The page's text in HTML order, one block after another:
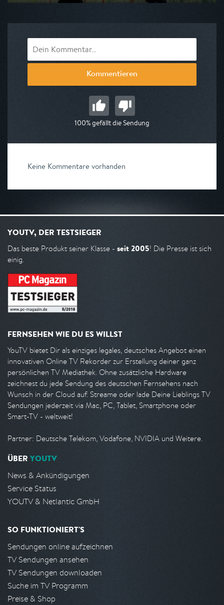
Ausgestrahlt von BR
Kommentieren
100% gefällt die Sendung
Keine Kommentare vorhanden
YOUTV, DER TESTSIEGER
Das beste Produkt seiner Klasse - seit 2005! Die Presse ist sich
einig.
FERNSEHEN WIE DU ES WILLST
YouTV bietet Dir als einziges legales, deutsches Angebot einen
innovativen Online TV Rekorder zur Erstellung deiner ganz
persönlichen TV Mediathek. Ohne zusätzliche Hardware
zeichnest du jede Sendung des deutschen Fernsehens nach
Wunsch in der Cloud auf. Streame oder lade Deine Lieblings TV
Sendungen jederzeit via Mac, PC, Tablet, Smartphone oder
Smart-TV - weltweit!
Partner: Deutsche Telekom, Vodafone, NVIDIA und Weitere.
ÜBER YOUTV
News & Ankündigungen
Service Status
YOUTV & Netlantic GmbH
SO FUNKTIONIERT'S
Sendungen online aufzeichnen
TV Sendungen ansehen
TV Sendungen downloaden
Suche im TV Programm
Preise & Shop